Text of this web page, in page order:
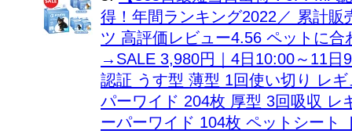
得！年間ランキング2022／ 累計
ツ 高評価レビュー4.56 ペットに
→SALE 3,980円｜4日10:00～11日
認証 うす型 薄型 1回使い切り レ
パーワイド 204枚 厚型 3回吸収 レ
ーパーワイド 104枚 ペットシート